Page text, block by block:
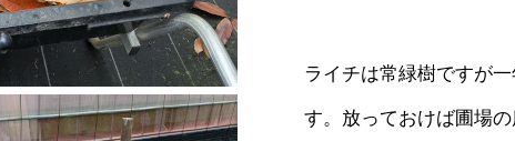
ライチは常緑樹ですが
す。放っておけば圃場